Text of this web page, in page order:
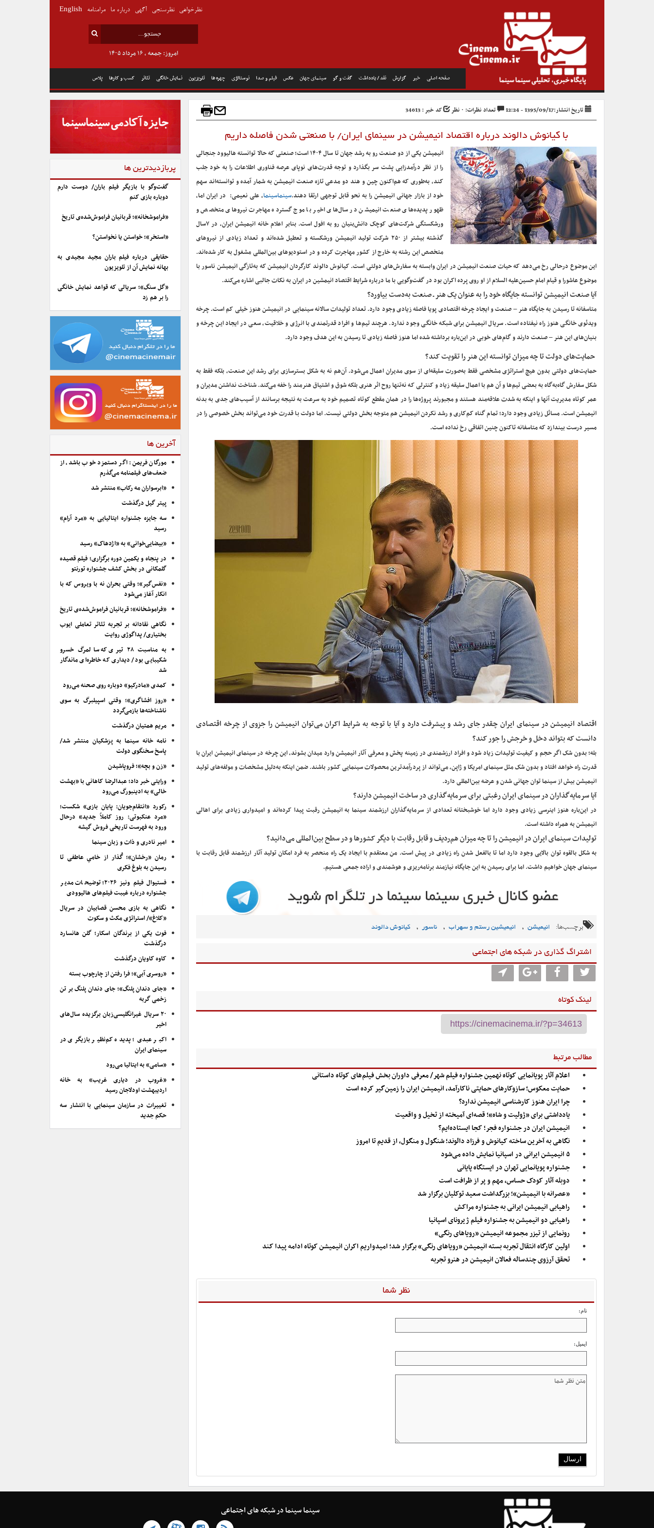
صفحه اصلی خبر گزارش نقد / یادداشت گفت و گو سینمای جهان عکس فیلم و صدا نوستالژی چهره ها تلویزیون نمایش خانگی تئاتر کسب و کارها پلاس
امروز: جمعه , ۱۶ مرداد ۱۴۰۵
نظرخواهی نظرسنجی آگهی درباره ما مرامنامه English
تاریخ انتشار:1395/09/17 - 12:24 تعداد نظرات: ۰ نظر کد خبر : 34613
با کیانوش دالوند درباره اقتصاد انیمیشن در سینمای ایران/ با صنعتی شدن فاصله داریم
انیمیشن یکی از دو صنعت رو به رشد جهان تا سال ۱۴۰۴ است؛ صنعتی که حالا توانسته هالیوود جنجالی
را از نظر درآمدزایی پشت سر بگذارد و توجه قدرت‌های نوپای عرصه فناوری اطلاعات را به خود جلب
کند، به‌طوری که هم‌اکنون چین و هند دو مدعی تازه صنعت انیمیشن به شمار آمده و توانسته‌اند سهم
خود از بازار جهانی انیمیشن را به نحو قابل توجهی ارتقا دهند.سینماسینما، علی نعیمی: در ایران اما،
ظهور پدیده‌های صنعت انیمیشن در سال‌های اخیر با موج گسترده مهاجرت نیروهای متخصص و
ورشکستگی شرکت‌های کوچک دانش‌بنیان رو به افول است. بنابر اعلام خانه انیمیشن ایران، در ۷سال
گذشته بیشتر از ۲۵۰ شرکت تولید انیمیشن ورشکسته و تعطیل شده‌اند و تعداد زیادی از نیروهای
متخصص این رشته به خارج از کشور مهاجرت کرده و در استودیوهای بین‌المللی مشغول به کار شده‌اند.
این موضوع درحالی رخ می‌دهد که حیات صنعت انیمیشن در ایران وابسته به سفارش‌های دولتی است. کیانوش دالوند کارگردان انیمیشن که به‌تازگی انیمیشن ناسور با
موضوع عاشورا و قیام امام حسین‌علیه السلام از او روی پرده اکران بود در گفت‌وگویی با ما درباره شرایط اقتصاد انیمشین در ایران به نکات جالبی اشاره می‌کند.
آیا صنعت انیمیشن توانسته جایگاه خود را به عنوان یک هنر ـ صنعت به‌دست بیاورد؟
متاسفانه تا رسیدن به جایگاه هنر – صنعت و ایجاد چرخه اقتصادی پویا فاصله زیادی وجود دارد. تعداد تولیدات سالانه سینمایی در انیمیشن هنوز خیلی کم است. چرخه
ویدئوی خانگی هنوز راه نیفتاده است. سریال انیمیشن برای شبکه خانگی وجود ندارد. هرچند تیم‌ها و افراد قدرتمندی با انرژی و خلاقیت، سعی در ایجاد این چرخه و
بنیان‌های این هنر – صنعت دارند و گام‌های خوبی در این‌باره برداشته شده اما هنوز فاصله زیادی تا رسیدن به این هدف وجود دارد.
حمایت‌های دولت تا چه میزان توانسته این هنر را تقویت کند؟
حمایت‌های دولتی بدون هیچ استراتژی مشخصی فقط به‌صورت سلیقه‌ای از سوی مدیران اعمال می‌شود. آن‌هم نه به شکل بسترسازی برای رشد این صنعت، بلکه فقط به
شکل سفارش گاه‌به‌گاه به بعضی تیم‌ها و آن هم با اعمال سلیقه زیاد و کنترلی که نه‌تنها روح اثر هنری بلکه شوق و اشتیاق هنرمند را خفه می‌کند. شناخت نداشتن مدیران و
عمر کوتاه مدیریت آنها و اینکه به شدت علاقه‌مند هستند و مجبورند پروژه‌ها را در همان مقطع کوتاه تصمیم خود به سرعت به نتیجه برسانند از آسیب‌های جدی به بدنه
انیمیشن است. مسائل زیادی وجود دارد؛ تمام گناه کم‌کاری و رشد نکردن انیمیشن هم متوجه بخش دولتی نیست. اما دولت با قدرت خود می‌تواند بخش خصوصی را در
مسیر درست بیندازد که متاسفانه تاکنون چنین اتفاقی رخ نداده است.
اقتصاد انیمیشن در سینمای ایران چقدر جای رشد و پیشرفت دارد و آیا با توجه به شرایط اکران می‌توان انیمیشن را جزوی از چرخه اقتصادی
دانست که بتواند دخل و خرجش را جور کند؟
بله؛ بدون شک اگر حجم و کیفیت تولیدات زیاد شود و افراد ارزشمندی در زمینه پخش و معرفی آثار انیمیشن وارد میدان بشوند، این چرخه در سینمای انیمیشن ایران با
قدرت راه خواهد افتاد و بدون شک مثل سینمای امریکا و ژاپن، می‌تواند از پردرآمدترین محصولات سینمایی کشور باشند. ضمن اینکه به‌دلیل مشخصات و مولفه‌های تولید
انیمیشن بیش از سینما توان جهانی شدن و عرضه بین‌المللی دارد.
آیا سرمایه‌گذاران در سینمای ایران رغبتی برای سرمایه‌گذاری در ساخت انیمیشن دارند؟
در این‌باره هنوز اینرسی زیادی وجود دارد اما خوشبختانه تعدادی از سرمایه‌گذاران ارزشمند سینما به انیمیشن رقبت پیدا کرده‌اند و امیدواری زیادی برای اهالی
انیمیشن به همراه داشته است.
تولیدات سینمای ایران در انیمیشن را تا چه میزان هم‌ردیف و قابل رقابت با دیگر کشورها و در سطح بین‌المللی می‌دانید؟
به شکل بالقوه توان بالایی وجود دارد اما تا بالفعل شدن راه زیادی در پیش است. من معتقدم با ایجاد یک راه منحصر به فرد امکان تولید آثار ارزشمند قابل رقابت با
سینمای جهان خواهیم داشت. اما برای رسیدن به این جایگاه نیازمند برنامه‌ریزی و هوشمندی و اراده جمعی هستیم.
برچسب‌ها: انیمیشن , انیمیشین رستم و سهراب , ناسور , کیانوش دالوند
اشتراگ گذاری در شبکه های اجتماعی
لینک کوتاه
مطالب مرتبط
اعلام آثار پویانمایی کوتاه نهمین جشنواره فیلم شهر/ معرفی داوران بخش فیلم‌های کوتاه داستانی
حمایت معکوس؛ سازوکارهای حمایتی ناکارآمد، انیمیشن ایران را زمین‌گیر کرده است
چرا ایران هنوز کارشناسی انیمیشن ندارد؟
یادداشتی برای «ژولیت و شاه»؛ قصه‌ای آمیخته از تخیل و واقعیت
انیمیشن ایران در جشنواره فجر؛ کجا ایستاده‌ایم؟
نگاهی به آخرین ساخته کیانوش و فرزاد دالوند؛ شنگول و منگول، از قدیم تا امروز
۵ انیمیشن ایرانی در اسپانیا نمایش داده می‌شود
جشنواره پویانمایی تهران در ایستگاه پایانی
دوبله آثار کودک حساس، مهم و پر از ظرافت است
«عصرانه با انیمیشن»؛ بزرگداشت سعید توکلیان برگزار شد
راهیابی انیمیشن ایرانی به جشنواره مراکش
راهیابی دو انیمیشن به جشنواره فیلم ژیرونای اسپانیا
رونمایی از تیزر مجموعه انیمیشن «رویاهای رنگی»
اولین کارگاه انتقال تجربه بسته انیمیشن «رویاهای رنگی» برگزار شد؛ امیدواریم اکران انیمیشن کوتاه ادامه پیدا کند
تحقق آرزوی چندساله فعالان انیمیشن در هنرو تجربه
نظر شما
نام:
ایمیل:
پربازدیدترین ها
گفت‌وگو با بازیگر فیلم باران/ دوست دارم
دوباره بازی کنم
«فراموشخانه»؛ قربانیان فراموش‌شده‌ی تاریخ
«استخر»؛ خواستن یا نخواستن؟
حقایقی درباره فیلم باران مجید مجیدی به
بهانه نمایش آن از تلویزیون
«گل سنگ»؛ سریالی که قواعد نمایش خانگی
را بر هم زد
آخرین ها
مورگان فریمن: اگر دستمزد خوب باشد، از
ضعف‌های فیلمنامه می‌گذرم
«ابرسواران مه رکاب» منتشر شد
پیتر گیل درگذشت
سه جایزه جشنواره ایتالیایی به «مرد آرام»
رسید
«بیضایی‌خوانی» به «اژدهاک» رسید
در پنجاه و یکمین دوره برگزاری؛ فیلم قصیده
گلمکانی در بخش کشف جشنواره تورنتو
«نفس‌گیر»؛ وقتی بحران نه با ویروس که با
انکار آغاز می‌شود
«فراموشخانه»؛ قربانیان فراموش‌شده‌ی تاریخ
نگاهی نقادانه بر تجربه تئاتر تعاملی ایوب
بختیاری/ پداگوژی روایت
به مناسبت ۲۸ تیری که سالمرگ خسرو
شکیبایی بود/ دیداری که خاطره‌ای ماندگار
شد
کمدی «مادرکیو» دوباره روی صحنه می‌رود
«روز افشاگری»؛ وقتی اسپیلبرگ به سوی
ناشناخته‌ها بازمی‌گردد
مریم همتیان درگذشت
نامه خانه سینما به پزشکیان منتشر شد/
پاسخ سخنگوی دولت
«زن و بچه»؛ فروپاشیدن
ورایتی خبر داد؛ عبدالرضا کاهانی با «بهشت
خالی» به ادینبورگ می‌رود
رکورد «انتقام‌جویان: پایان بازی» شکست؛
«مرد عنکبوتی: روز کاملاً جدید» درحال
ورود به فهرست تاریخی فروش گیشه
امیر نادری و ذات و زبان سینما
رمان «رخشان»؛ گُذار از خامیِ عاطفی تا
رسیدن به بلوغ فکری
فستیوال فیلم ونیز ۲۰۲۶؛ توضیحات مدیر
جشنواره درباره غیبت فیلم‌های هالیوودی
نگاهی به بازی محسن قصابیان در سریال
«کلاغ»/ استراتژی مکث و سکوت
فوت یکی از برندگان اسکار؛ گلن هانسارد
درگذشت
کاوه کاویان درگذشت
«روسری آبی»؛ فرا رفتن از چارچوب بسته
«جای دندان پلنگ»؛ جای دندان پلنگ بر تن
زخمی گربه
۲۰ سریال غیرانگلیسی‌زبان برگزیده سال‌های
اخیر
اکبر عبدی؛ پدیده کم‌نظیر بازیگری در
سینمای ایران
«سامی» به ایتالیا می‌رود
«غروب در دیاری غریب» به خانه
اردیبهشت اودلاجان رسید
تغییرات در سازمان سینمایی با انتشار سه
حکم جدید
سینما سینما در شبکه های اجتماعی